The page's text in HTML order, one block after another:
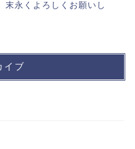
末永くよろしくお願いし
イブ